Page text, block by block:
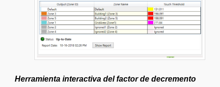
Herramienta interactiva del factor de decremento